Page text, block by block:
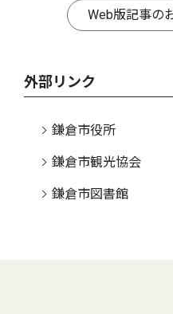
Web版記事の
外部リンク
鎌倉市役所
鎌倉市観光協会
鎌倉市図書館